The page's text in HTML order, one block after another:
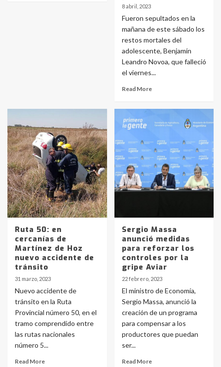
8 abril, 2023
Fueron sepultados en la
mañana de este sábado los
restos mortales del
adolescente, Benjamín
Leandro Novoa, que falleció
el viernes...
Read More
Ruta 50: en
cercanías de
Martínez de Hoz
nuevo accidente de
tránsito
31 marzo, 2023
Nuevo accidente de
tránsito en la Ruta
Provincial número 50, en el
tramo comprendido entre
las rutas nacionales
número 5...
Read More
Sergio Massa
anunció medidas
para reforzar los
controles por la
gripe Aviar
22 febrero, 2023
El ministro de Economía,
Sergio Massa, anunció la
creación de un programa
para compensar a los
productores que puedan
ser...
Read More